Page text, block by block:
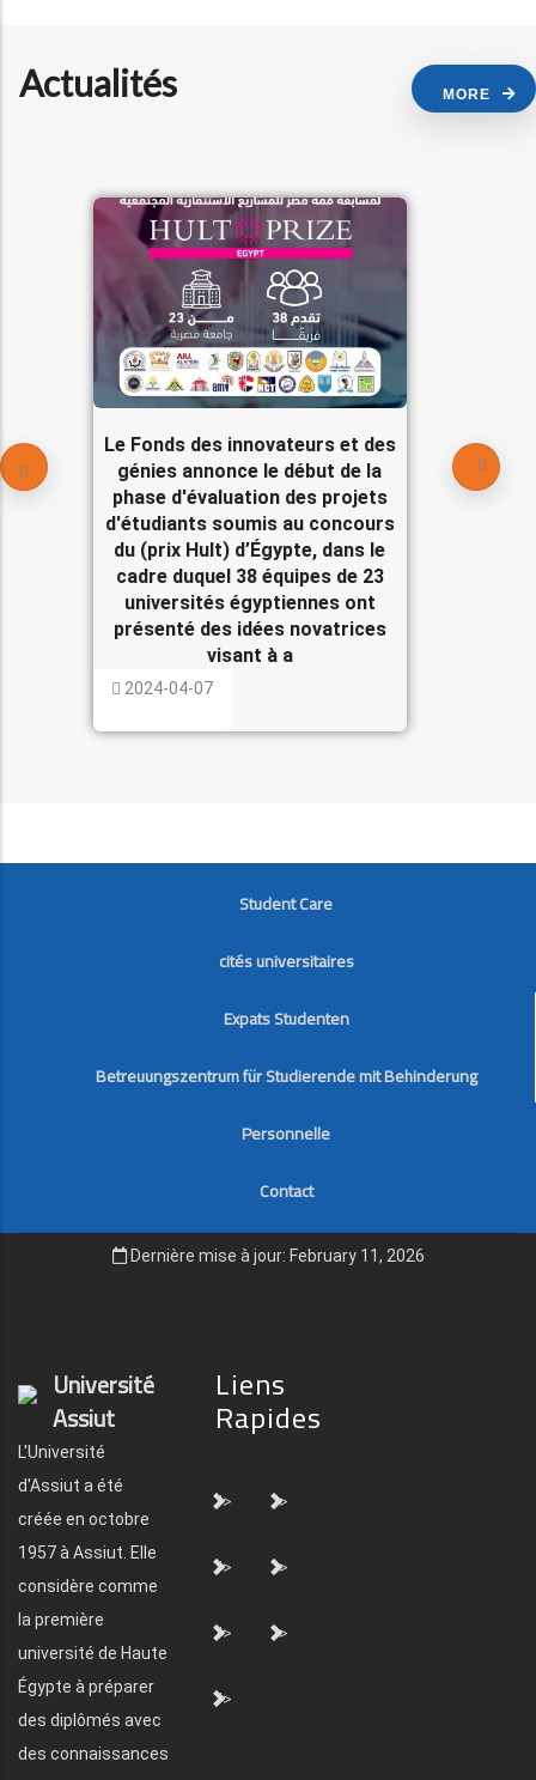
Actualités MORE
Le Fonds des innovateurs et des
génies annonce le début de la
phase d'évaluation des projets
d'étudiants soumis au concours
du (prix Hult) d’Égypte, dans le
cadre duquel 38 équipes de 23
universités égyptiennes ont
présenté des idées novatrices
visant à a
2024-04-07
FOOTER
Student Care
cités universitaires
Expats Studenten
Betreuungszentrum für Studierende mit Behinderung
Personnelle
Contact
Dernière mise à jour: February 11, 2026
Université
Assiut
L'Université
d'Assiut a été
créée en octobre
1957 à Assiut. Elle
considère comme
la première
université de Haute
Égypte à préparer
des diplômés avec
des connaissances
Liens
Rapides
"> ">
"> ">
"> ">
">